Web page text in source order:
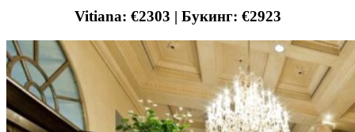
Vitiana: €2303 | Букинг: €2923